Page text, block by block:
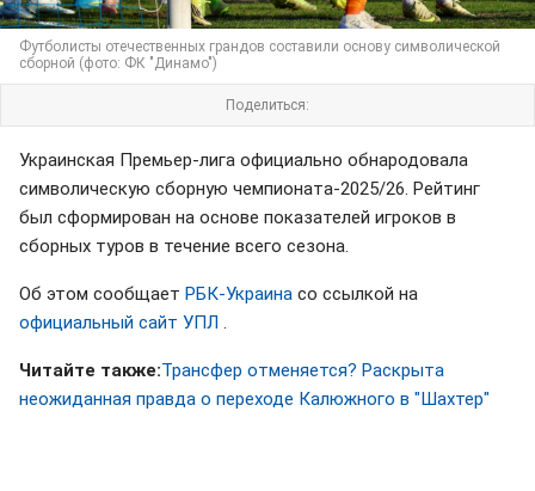
Футболисты отечественных грандов составили основу символической
сборной (фото: ФК "Динамо")
Поделиться:
Украинская Премьер-лига официально обнародовала
символическую сборную чемпионата-2025/26. Рейтинг
был сформирован на основе показателей игроков в
сборных туров в течение всего сезона.
Об этом сообщает РБК-Украина со ссылкой на
официальный сайт УПЛ
Читайте также:Трансфер отменяется? Раскрыта
неожиданная правда о переходе Калюжного в "Шахтер"